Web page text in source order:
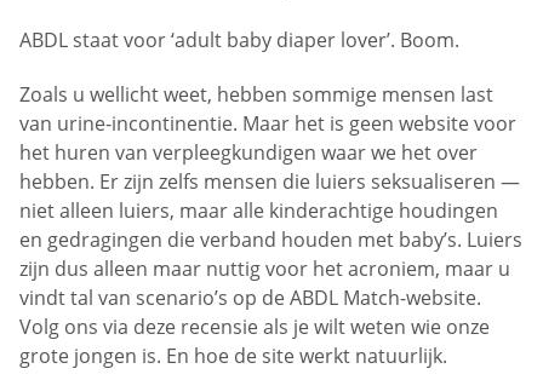
ABDL staat voor ‘adult baby diaper lover’. Boom.
Zoals u wellicht weet, hebben sommige mensen last
van urine-incontinentie. Maar het is geen website voor
het huren van verpleegkundigen waar we het over
hebben. Er zijn zelfs mensen die luiers seksualiseren —
niet alleen luiers, maar alle kinderachtige houdingen
en gedragingen die verband houden met baby’s. Luiers
zijn dus alleen maar nuttig voor het acroniem, maar u
vindt tal van scenario’s op de ABDL Match-website.
Volg ons via deze recensie als je wilt weten wie onze
grote jongen is. En hoe de site werkt natuurlijk.